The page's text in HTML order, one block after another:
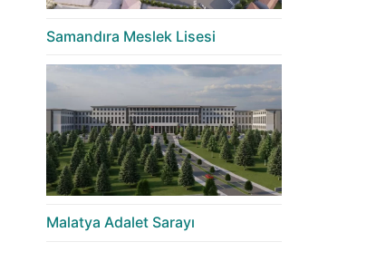
Samandıra Meslek Lisesi
Malatya Adalet Sarayı